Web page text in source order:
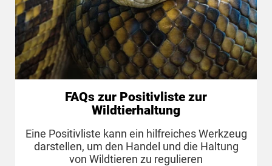
FAQs zur Positivliste zur
Wildtierhaltung
Eine Positivliste kann ein hilfreiches Werkzeug
darstellen, um den Handel und die Haltung
von Wildtieren zu regulieren